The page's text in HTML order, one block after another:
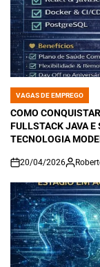
POSTED
IN
VAGAS DE EMPREGO
COMO
FULLSTACK JAVA E
TECNOLOGIA
on
20/04/2026